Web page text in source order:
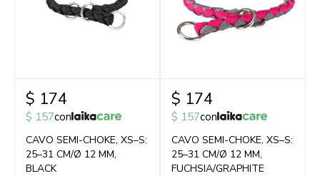
$ 174
$ 157con
CAVO SEMI-CHOKE, XS–S:
25–31 CM/Ø 12 MM,
BLACK
$ 174
$ 157con
CAVO SEMI-CHOKE, XS–S:
25–31 CM/Ø 12 MM,
FUCHSIA/GRAPHITE